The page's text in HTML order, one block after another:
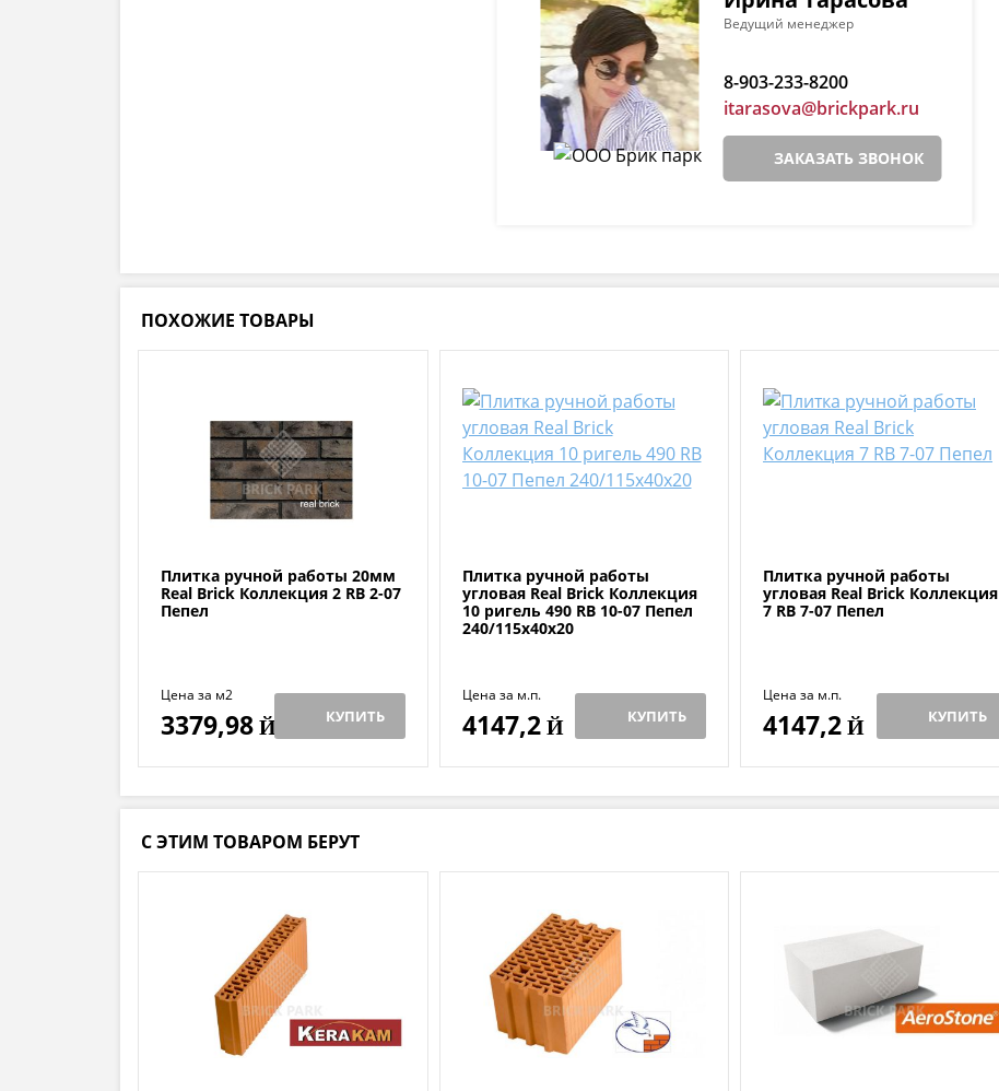
Ведущий менеджер
8-903-233-8200
itarasova@brickpark.ru
ЗАКАЗАТЬ ЗВОНОК
ПОХОЖИЕ ТОВАРЫ
Плитка ручной работы 20мм
Real Brick Коллекция 2 RB 2-07
Пепел
Цена за м2
3379,98 Й КУПИТЬ
Плитка ручной работы
угловая Real Brick Коллекция
10 ригель 490 RB 10-07 Пепел
240/115х40х20
Цена за м.п.
4147,2Й КУПИТЬ
Плитка ручной работы
угловая Real Brick Коллекция
7 RB 7-07 Пепел
Цена за м.п.
4147,2 Й КУПИТЬ
С ЭТИМ ТОВАРОМ БЕРУТ